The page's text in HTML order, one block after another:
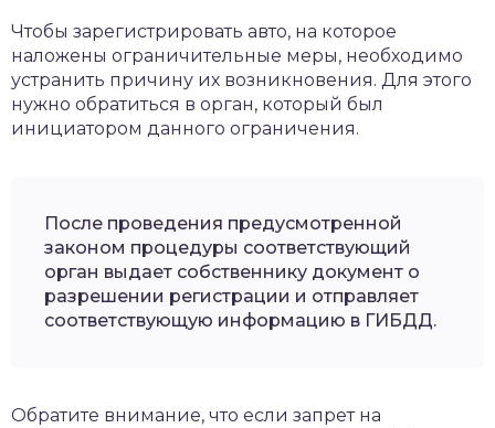
Чтобы зарегистрировать авто, на которое
наложены ограничительные меры, необходимо
устранить причину их возникновения. Для этого
нужно обратиться в орган, который был
инициатором данного ограничения.
После проведения предусмотренной
законом процедуры соответствующий
орган выдает собственнику документ о
разрешении регистрации и отправляет
соответствующую информацию в ГИБДД.
Обратите внимание, что если запрет на